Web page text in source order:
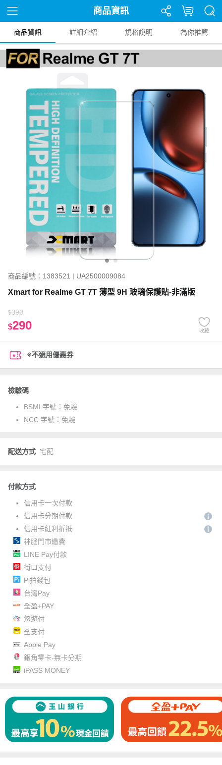
商品資訊
商品資訊 詳細介紹 規格說明 為你推薦
商品編號：1383521 | UA2500009084
Xmart for Realme GT 7T 薄型 9H 玻璃保護貼-非滿版
$390
$290 收藏
※不適用優惠券
檢驗碼
BSMI 字號： 免驗
NCC 字號： 免驗
配送方式 宅配
付款方式
信用卡一次付款
信用卡分期付款
信用卡紅利折抵
神腦門市繳費
LINE Pay付款
街口支付
Pi拍錢包
台灣Pay
全盈+PAY
悠遊付
全支付
Apple Pay
銀角零卡-無卡分期
iPASS MONEY